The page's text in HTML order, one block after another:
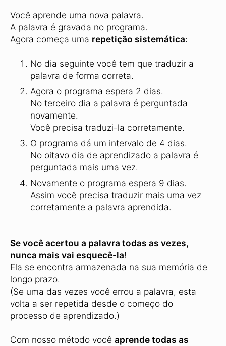
Você aprende uma nova palavra.
A palavra é gravada no programa.
Agora começa uma repetição sistemática:
No dia seguinte você tem que traduzir a
palavra de forma correta.
Agora o programa espera 2 dias.
No terceiro dia a palavra é perguntada
novamente.
Você precisa traduzi-la corretamente.
O programa dá um intervalo de 4 dias.
No oitavo dia de aprendizado a palavra é
perguntada mais uma vez.
Novamente o programa espera 9 dias.
Assim você precisa traduzir mais uma vez
corretamente a palavra aprendida.
Se você acertou a palavra todas as vezes,
nunca mais vai esquecê-la!
Ela se encontra armazenada na sua memória de
longo prazo.
(Se uma das vezes você errou a palavra, esta
volta a ser repetida desde o começo do
processo de aprendizado.)
Com nosso método você aprende todas as